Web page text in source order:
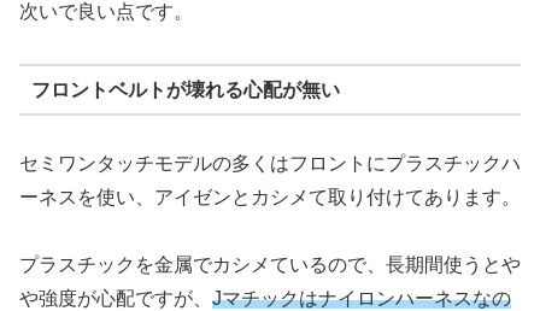
次いで良い点です。
フロントベルトが壊れる心配が無い
セミワンタッチモデルの多くはフロントにプラスチックハ
ーネスを使い、アイゼンとカシメて取り付けてあります。
プラスチックを金属でカシメているので、長期間使うとや
や強度が心配ですが、 Jマチックはナイロンハーネスなの